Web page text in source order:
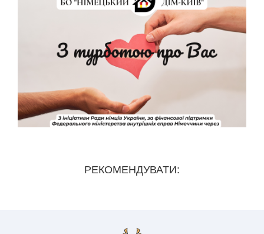
РЕКОМЕНДУВАТИ: